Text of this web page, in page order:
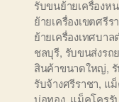
รับขนย้ายเครื่องห
ย้ายเครื่องเขตศรีร
ย้ายเครื่องเทศบา
ชลบุรี, รับขนส่งรถ
สินค้าขนาดใหญ่,
รับจ้างศรีราชา, แ
บ่อทอง, แม็คโครรั